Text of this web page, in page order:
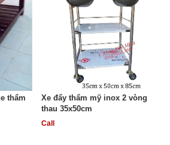
thẩm
Xe đẩy thẩm mỹ inox 2 vòng
thau 35x50cm
Call